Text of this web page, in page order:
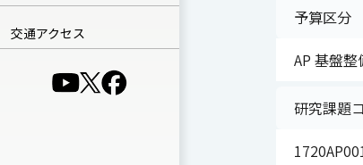
交通アクセス
（別ウインドウで開きます）
（別ウインドウで開きます）
（別ウインドウで開きます）
予算区分
AP 基盤整
研究課題